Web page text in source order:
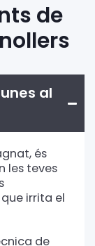
de
al
és
les teves
irrita el
de